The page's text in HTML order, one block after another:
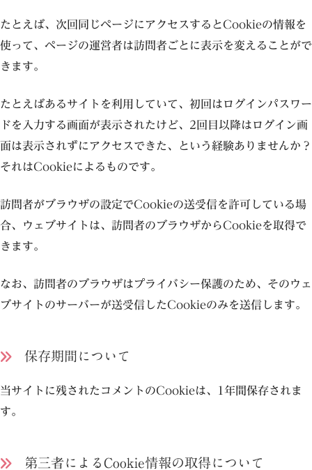
たとえば、次回同じページにアクセスするとCookieの情報を
使って、ページの運営者は訪問者ごとに表示を変えることがで
きます。
たとえばあるサイトを利用していて、初回はログインパスワー
ドを入力する画面が表示されたけど、2回目以降はログイン画
面は表示されずにアクセスできた、という経験ありませんか？
それはCookieによるものです。
訪問者がブラウザの設定でCookieの送受信を許可している場
合、ウェブサイトは、訪問者のブラウザからCookieを取得で
きます。
なお、訪問者のブラウザはプライバシー保護のため、そのウェ
ブサイトのサーバーが送受信したCookieのみを送信します。
保存期間について
当サイトに残されたコメントのCookieは、1年間保存されま
す。
第三者によるCookie情報の取得について